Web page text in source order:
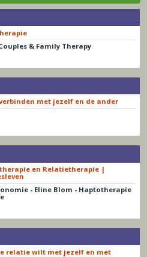
& Family Therapy
met jezelf en de ander
en Relatietherapie |
- Eline Blom - Haptotherapie
relatie wilt met jezelf en met